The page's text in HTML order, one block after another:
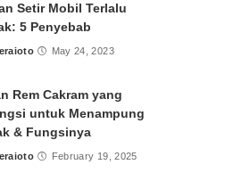
Setir Mobil Terlalu
5 Penyebab
May 24, 2023
Rem Cakram yang
untuk Menampung
& Fungsinya
February 19, 2025